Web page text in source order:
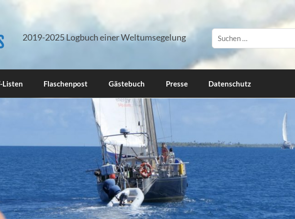
2019-2025 Logbuch einer Weltumsegelung
Listen Flaschenpost Gästebuch Presse Datenschutz